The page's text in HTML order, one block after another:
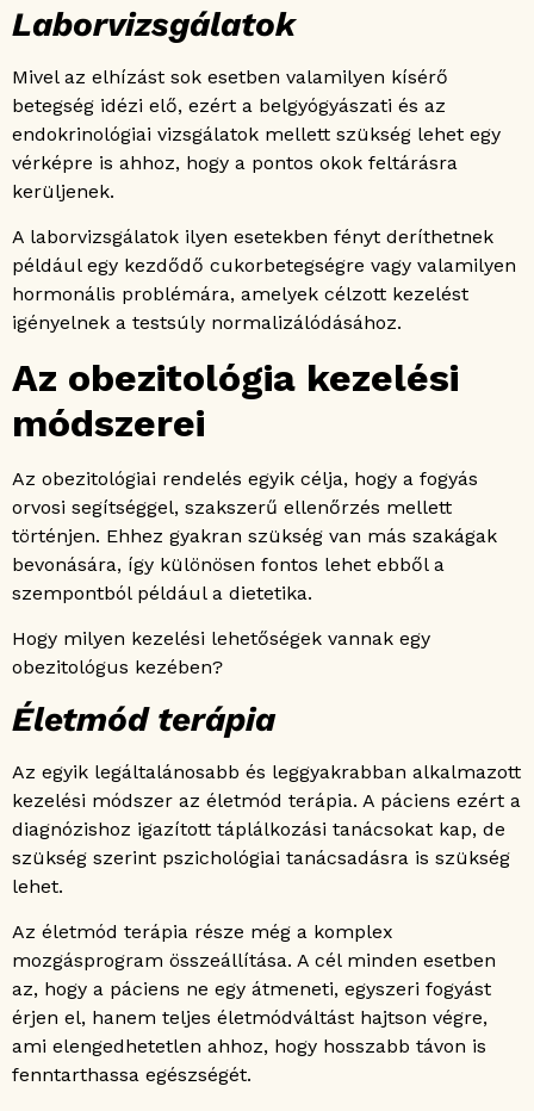
Laborvizsgálatok
Mivel az elhízást sok esetben valamilyen kísérő
betegség idézi elő, ezért a belgyógyászati és az
endokrinológiai vizsgálatok mellett szükség lehet egy
vérképre is ahhoz, hogy a pontos okok feltárásra
kerüljenek.
A laborvizsgálatok ilyen esetekben fényt deríthetnek
például egy kezdődő cukorbetegségre vagy valamilyen
hormonális problémára, amelyek célzott kezelést
igényelnek a testsúly normalizálódásához.
Az obezitológia kezelési
módszerei
Az obezitológiai rendelés egyik célja, hogy a fogyás
orvosi segítséggel, szakszerű ellenőrzés mellett
történjen. Ehhez gyakran szükség van más szakágak
bevonására, így különösen fontos lehet ebből a
szempontból például a dietetika.
Hogy milyen kezelési lehetőségek vannak egy
obezitológus kezében?
Életmód terápia
Az egyik legáltalánosabb és leggyakrabban alkalmazott
kezelési módszer az életmód terápia. A páciens ezért a
diagnózishoz igazított táplálkozási tanácsokat kap, de
szükség szerint pszichológiai tanácsadásra is szükség
lehet.
Az életmód terápia része még a komplex
mozgásprogram összeállítása. A cél minden esetben
az, hogy a páciens ne egy átmeneti, egyszeri fogyást
érjen el, hanem teljes életmódváltást hajtson végre,
ami elengedhetetlen ahhoz, hogy hosszabb távon is
fenntarthassa egészségét.